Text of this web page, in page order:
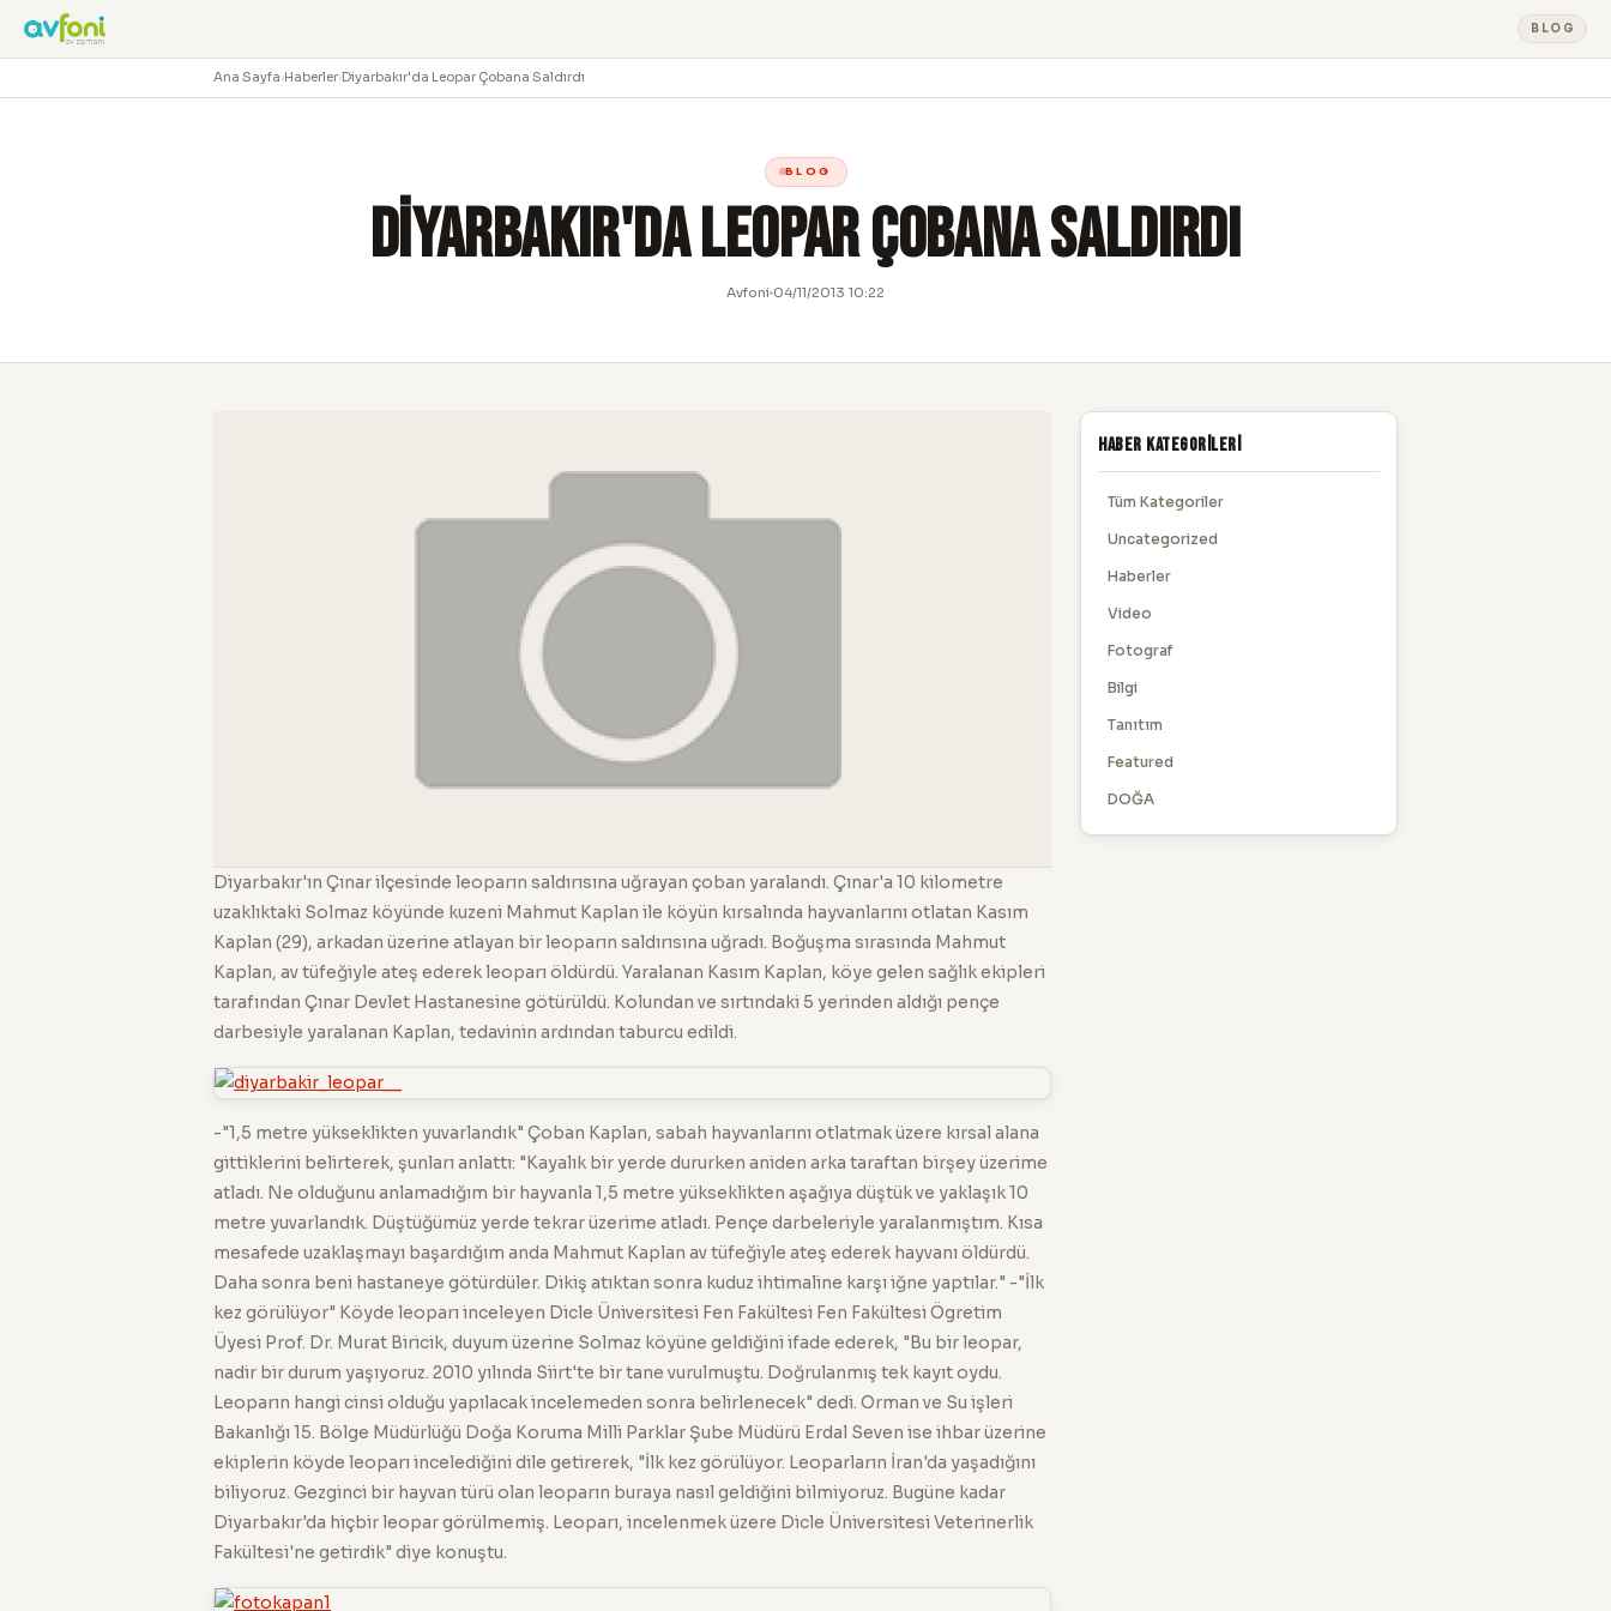
BLOG
Ana Sayfa›Haberler›Diyarbakır'da Leopar Çobana Saldırdı
BLOG
Diyarbakır'da Leopar Çobana Saldırdı
Avfoni 04/11/2013 10:22
Diyarbakır'ın Çınar ilçesinde leoparın saldırısına uğrayan çoban yaralandı. Çınar'a 10 kilometre
uzaklıktaki Solmaz köyünde kuzeni Mahmut Kaplan ile köyün kırsalında hayvanlarını otlatan Kasım
Kaplan (29), arkadan üzerine atlayan bir leoparın saldırısına uğradı. Boğuşma sırasında Mahmut
Kaplan, av tüfeğiyle ateş ederek leoparı öldürdü. Yaralanan Kasım Kaplan, köye gelen sağlık ekipleri
tarafından Çınar Devlet Hastanesine götürüldü. Kolundan ve sırtındaki 5 yerinden aldığı pençe
darbesiyle yaralanan Kaplan, tedavinin ardından taburcu edildi.
-"1,5 metre yükseklikten yuvarlandık" Çoban Kaplan, sabah hayvanlarını otlatmak üzere kırsal alana
gittiklerini belirterek, şunları anlattı: "Kayalık bir yerde dururken aniden arka taraftan birşey üzerime
atladı. Ne olduğunu anlamadığım bir hayvanla 1,5 metre yükseklikten aşağıya düştük ve yaklaşık 10
metre yuvarlandık. Düştüğümüz yerde tekrar üzerime atladı. Pençe darbeleriyle yaralanmıştım. Kısa
mesafede uzaklaşmayı başardığım anda Mahmut Kaplan av tüfeğiyle ateş ederek hayvanı öldürdü.
Daha sonra beni hastaneye götürdüler. Dikiş atıktan sonra kuduz ihtimaline karşı iğne yaptılar." -"İlk
kez görülüyor" Köyde leoparı inceleyen Dicle Üniversitesi Fen Fakültesi Fen Fakültesi Ögretim
Üyesi Prof. Dr. Murat Biricik, duyum üzerine Solmaz köyüne geldiğini ifade ederek, "Bu bir leopar,
nadir bir durum yaşıyoruz. 2010 yılında Siirt'te bir tane vurulmuştu. Doğrulanmış tek kayıt oydu.
Leoparın hangi cinsi olduğu yapılacak incelemeden sonra belirlenecek" dedi. Orman ve Su işleri
Bakanlığı 15. Bölge Müdürlüğü Doğa Koruma Milli Parklar Şube Müdürü Erdal Seven ise ihbar üzerine
ekiplerin köyde leoparı incelediğini dile getirerek, "İlk kez görülüyor. Leoparların İran'da yaşadığını
biliyoruz. Gezginci bir hayvan türü olan leoparın buraya nasıl geldiğini bilmiyoruz. Bugüne kadar
Diyarbakır'da hiçbir leopar görülmemiş. Leoparı, incelenmek üzere Dicle Üniversitesi Veterinerlik
Fakültesi'ne getirdik" diye konuştu.
Haber Kategorileri
Tüm Kategoriler
Uncategorized
Haberler
Video
Fotograf
Bilgi
Tanıtım
Featured
DOĞA